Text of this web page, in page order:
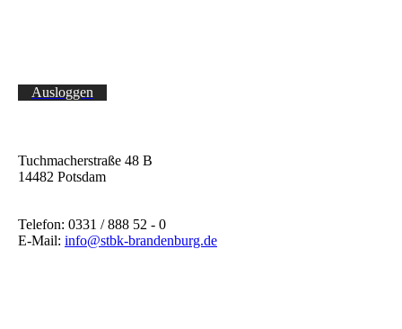
Ausloggen
Tuchmacherstraße 48 B
14482 Potsdam
Telefon: 0331 / 888 52 - 0
E-Mail: info@stbk-brandenburg.de